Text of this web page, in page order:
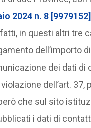
2024 n. 8 [9979152]
in questi altri tre
dell’importo
dei dati di
dell’art. 37,
che sul sito
i dati di